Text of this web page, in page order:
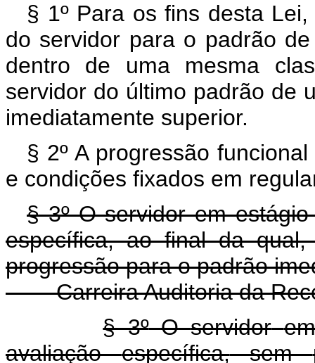
§ 1º Para os fins desta
do servidor para o padrão
dentro de uma mesma
servidor do último padrão de
imediatamente superior.
§ 2º A progressão
e condições fixados em
§ 3º O servidor em
específica, ao final da
progressão para o padrão
Carreira Auditoria da
§ 3º O servidor em
avaliação
específica, sem